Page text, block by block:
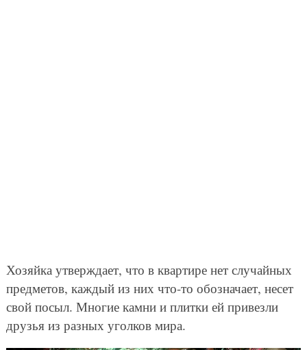
Хозяйка утверждает, что в квартире нет случайных
предметов, каждый из них что-то обозначает, несет
свой посыл. Многие камни и плитки ей привезли
друзья из разных уголков мира.